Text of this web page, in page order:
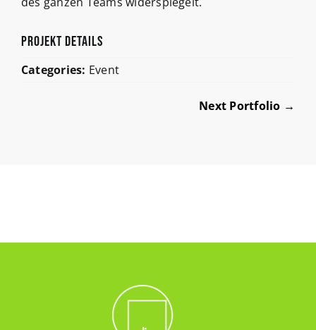
ProjeKt Details
Categories: Event
Next Portfolio →